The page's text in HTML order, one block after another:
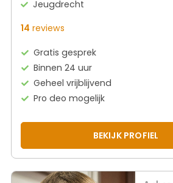
Jeugdrecht
14 reviews
Gratis gesprek
Binnen 24 uur
Geheel vrijblijvend
Pro deo mogelijk
BEKIJK PROFIEL